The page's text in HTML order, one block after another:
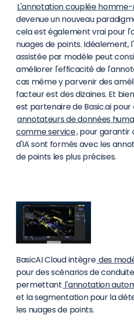
L'annotation couplée
devenue un nouveau
cela est également vrai pour
nuages de points. Idéalement,
assistée par modèle peut
améliorer l'efficacité de
cas même y parvenir des
facteur est des dizaines. Et
annotateurs de données
comme service, pour garantir
d'IA sont formés avec les
de points les plus précises.
BasicAI Cloud intègre des
pour des scénarios de
permettant l'annotation
et la segmentation pour la
les nuages de points.